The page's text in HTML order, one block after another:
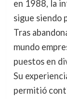
en 1988, la
sigue siendo
Tras
mundo
puestos en
Su
permitió